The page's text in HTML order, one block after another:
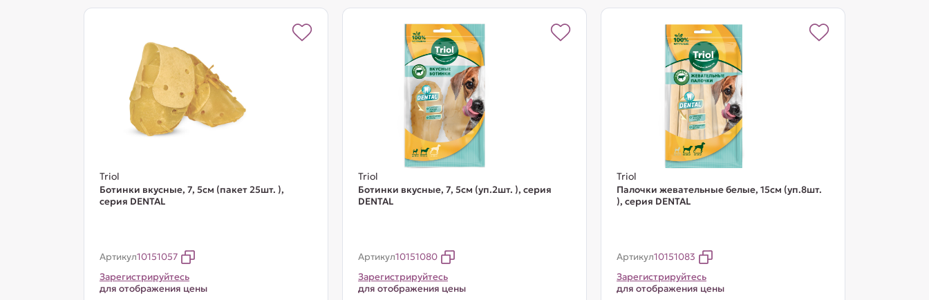
Triol
Ботинки вкусные, 7, 5см (пакет 25шт. ),
серия DENTAL
Артикул10151057
Зарегистрируйтесь
для отображения цены
Triol
Ботинки вкусные, 7, 5см (уп.2шт. ), серия
DENTAL
Артикул10151080
Зарегистрируйтесь
для отображения цены
Triol
Палочки жевательные белые, 15см (уп.8шт.
), серия DENTAL
Артикул10151083
Зарегистрируйтесь
для отображения цены